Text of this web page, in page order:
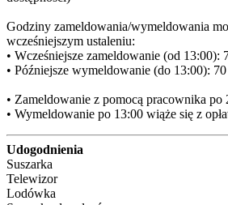
Godziny zameldowania/wymeldowania
wcześniejszym ustaleniu:
• Wcześniejsze zameldowanie (od 13:00):
• Późniejsze wymeldowanie (do 13:00): 70
• Zameldowanie z pomocą pracownika po
• Wymeldowanie po 13:00 wiąże się z
Udogodnienia
Suszarka
Telewizor
Lodówka